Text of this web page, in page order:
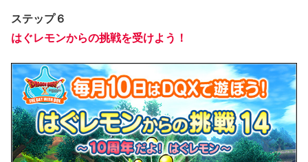
ステップ６
はぐレモンからの挑戦を受けよう！